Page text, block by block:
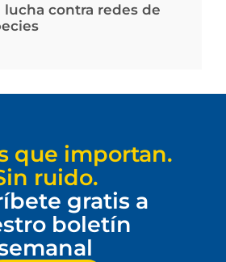
lucha contra redes de
que importan.
ruido.
gratis a
boletín